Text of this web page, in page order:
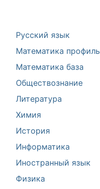
Русский язык
Математика профиль
Математика база
Обществознание
Литература
Химия
История
Информатика
Иностранный язык
Физика